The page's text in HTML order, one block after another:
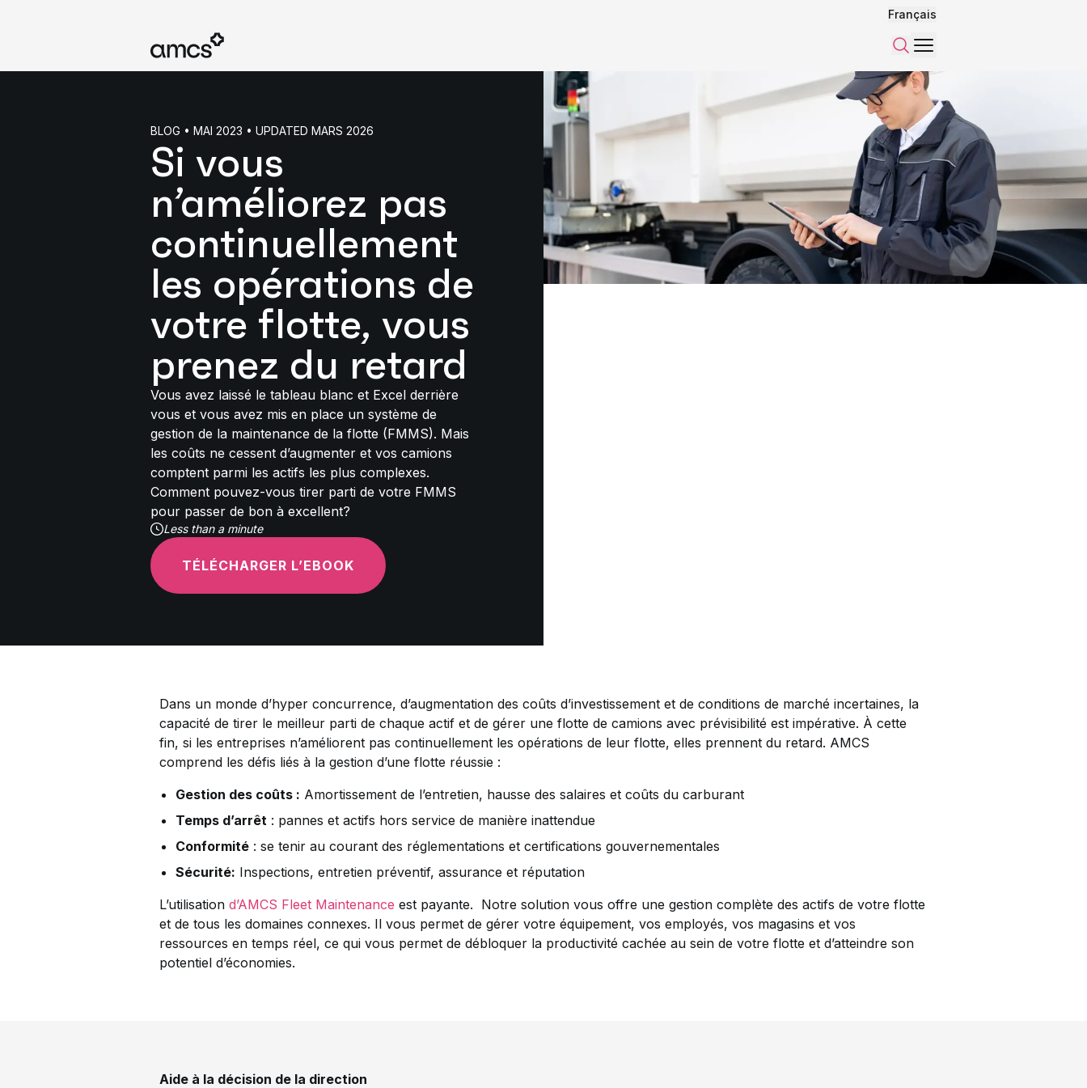
Français
Recherche
Menu
BLOG • MAI 2023 • UPDATED MARS 2026
Si vous
n’améliorez pas
continuellement
les opérations de
votre flotte, vous
prenez du retard
Vous avez laissé le tableau blanc et Excel derrière
vous et vous avez mis en place un système de
gestion de la maintenance de la flotte (FMMS). Mais
les coûts ne cessent d’augmenter et vos camions
comptent parmi les actifs les plus complexes.
Comment pouvez-vous tirer parti de votre FMMS
pour passer de bon à excellent?
Less than a minute
TÉLÉCHARGER L’EBOOK
Dans un monde d’hyper concurrence, d’augmentation des coûts d’investissement et de conditions de marché incertaines, la
capacité de tirer le meilleur parti de chaque actif et de gérer une flotte de camions avec prévisibilité est impérative. À cette
fin, si les entreprises n’améliorent pas continuellement les opérations de leur flotte, elles prennent du retard. AMCS
comprend les défis liés à la gestion d’une flotte réussie :
Gestion des coûts : Amortissement de l’entretien, hausse des salaires et coûts du carburant
Temps d’arrêt : pannes et actifs hors service de manière inattendue
Conformité : se tenir au courant des réglementations et certifications gouvernementales
Sécurité: Inspections, entretien préventif, assurance et réputation
L’utilisation d’AMCS Fleet Maintenance est payante. Notre solution vous offre une gestion complète des actifs de votre flotte
et de tous les domaines connexes. Il vous permet de gérer votre équipement, vos employés, vos magasins et vos
ressources en temps réel, ce qui vous permet de débloquer la productivité cachée au sein de votre flotte et d’atteindre son
potentiel d’économies.
Aide à la décision de la direction